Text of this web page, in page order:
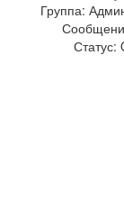
Группа:
Статус: